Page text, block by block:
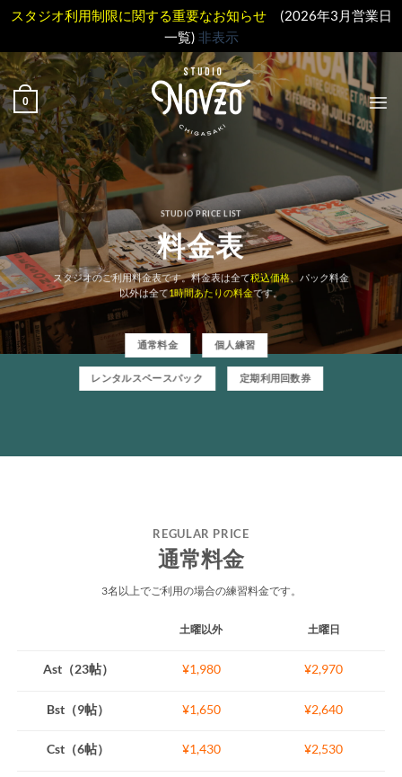
スタジオ利用制限に関する重要なお知らせ
(2026年3月営業日
一覧) 非表示
Skip
to
content
0
STUDIO PRICE LIST
料金表
スタジオのご利用料金表です。料金表は全て税込価格、パック料金
以外は全て1時間あたりの料金です。
通常料金 個人練習
レンタルスペースパック 定期利用回数券
REGULAR PRICE
通常料金
3名以上でご利用の場合の練習料金です。
Ast（23帖）
Bst（9帖）
Cst（6帖）
土曜以外
¥1,980
¥1,650
¥1,430
土曜日
¥2,970
¥2,640
¥2,530